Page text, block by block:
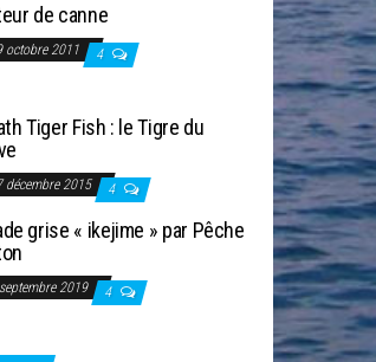
de canne
octobre 2011 4
Tiger Fish : le Tigre du
décembre 2015 4
grise « ikejime » par Pêche
2019 4